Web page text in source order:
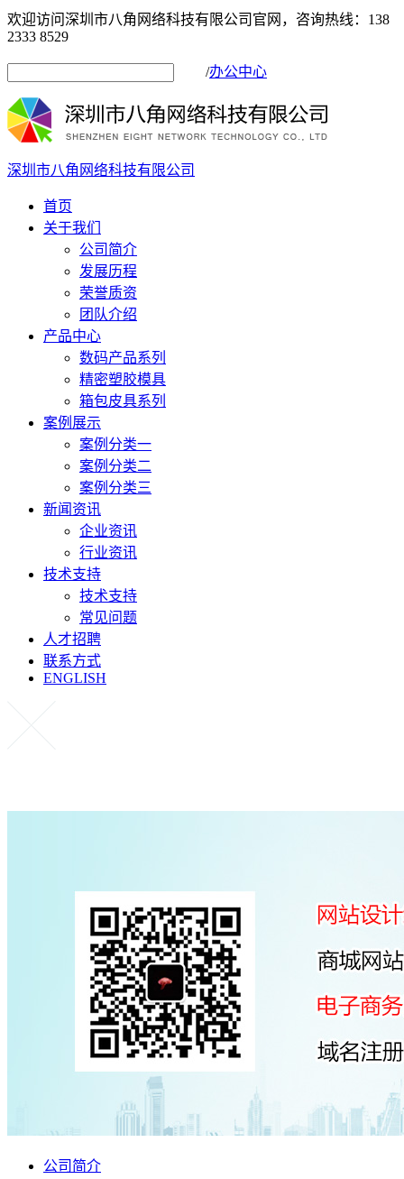
欢迎访问深圳市八角网络科技有限公司官网，咨询热线：138
2333 8529
/办公中心
深圳市八角网络科技有限公司
首页
关于我们
公司简介
发展历程
荣誉质资
团队介绍
产品中心
数码产品系列
精密塑胶模具
箱包皮具系列
案例展示
案例分类一
案例分类二
案例分类三
新闻资讯
企业资讯
行业资讯
技术支持
技术支持
常见问题
人才招聘
联系方式
ENGLISH
公司简介